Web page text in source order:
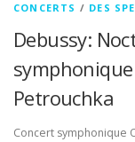
CONCERTS / DES
Debussy:
Petrouchka
Concert symphonique